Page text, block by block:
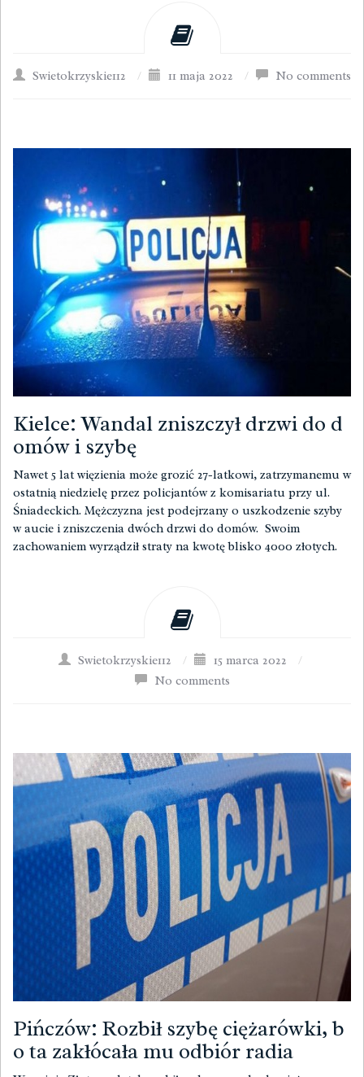
Swietokrzyskie112 / 11 maja 2022 / No comments
Kielce: Wandal zniszczył drzwi do d
omów i szybę
Nawet 5 lat więzienia może grozić 27-latkowi, zatrzymanemu w
ostatnią niedzielę przez policjantów z komisariatu przy ul.
Śniadeckich. Mężczyzna jest podejrzany o uszkodzenie szyby
w aucie i zniszczenia dwóch drzwi do domów. Swoim
zachowaniem wyrządził straty na kwotę blisko 4000 złotych.
Swietokrzyskie112 / 15 marca 2022
/
No comments
Pińczów: Rozbił szybę ciężarówki, b
o ta zakłócała mu odbiór radia